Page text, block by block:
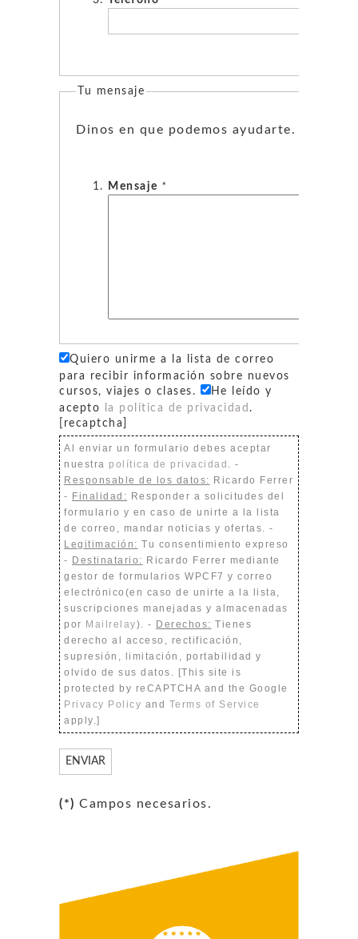
Tu mensaje
Dinos en que podemos ayudarte.
Mensaje *
Quiero unirme a la lista de correo
para recibir información sobre nuevos
cursos, viajes o clases.
He leído y
acepto
la política de privacidad .
[recaptcha]
Al enviar un formulario debes aceptar
nuestra política de privacidad
. -
Responsable de los datos: Ricardo Ferrer
- Finalidad: Responder a solicitudes del
formulario y en caso de unirte a la lista
de correo, mandar noticias y ofertas. -
Legitimación: Tu consentimiento expreso
- Destinatario: Ricardo Ferrer mediante
gestor de formularios WPCF7 y correo
electrónico(en caso de unirte a la lista,
suscripciones manejadas y almacenadas
por Mailrelay). - Derechos: Tienes
derecho al acceso, rectificación,
supresión, limitación, portabilidad y
olvido de sus datos. [This site is
protected by reCAPTCHA and the Google
Privacy Policy and Terms of Service
apply.]
(*) Campos necesarios.